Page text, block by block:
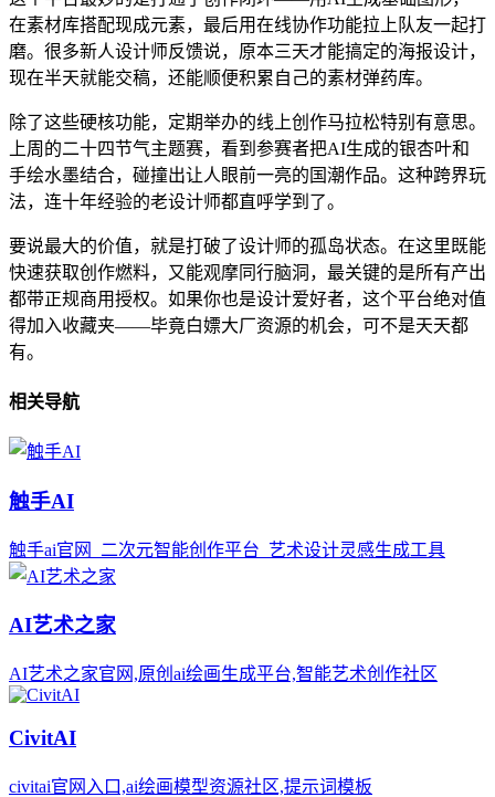
在素材库搭配现成元素，最后用在线协作功能拉上队友一起打
磨。很多新人设计师反馈说，原本三天才能搞定的海报设计，
现在半天就能交稿，还能顺便积累自己的素材弹药库。
除了这些硬核功能，定期举办的线上创作马拉松特别有意思。
上周的二十四节气主题赛，看到参赛者把AI生成的银杏叶和
手绘水墨结合，碰撞出让人眼前一亮的国潮作品。这种跨界玩
法，连十年经验的老设计师都直呼学到了。
要说最大的价值，就是打破了设计师的孤岛状态。在这里既能
快速获取创作燃料，又能观摩同行脑洞，最关键的是所有产出
都带正规商用授权。如果你也是设计爱好者，这个平台绝对值
得加入收藏夹——毕竟白嫖大厂资源的机会，可不是天天都
有。
相关导航
触手AI
触手ai官网_二次元智能创作平台_艺术设计灵感生成工具
AI艺术之家
AI艺术之家官网,原创ai绘画生成平台,智能艺术创作社区
CivitAI
civitai官网入口,ai绘画模型资源社区,提示词模板